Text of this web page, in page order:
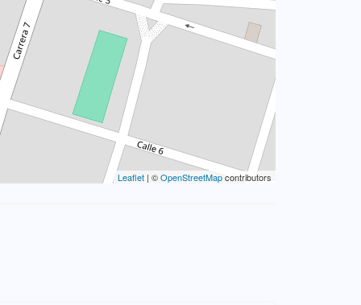
Leaflet | ©OpenStreetMapcontributors